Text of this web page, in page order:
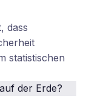
dass
statistischen